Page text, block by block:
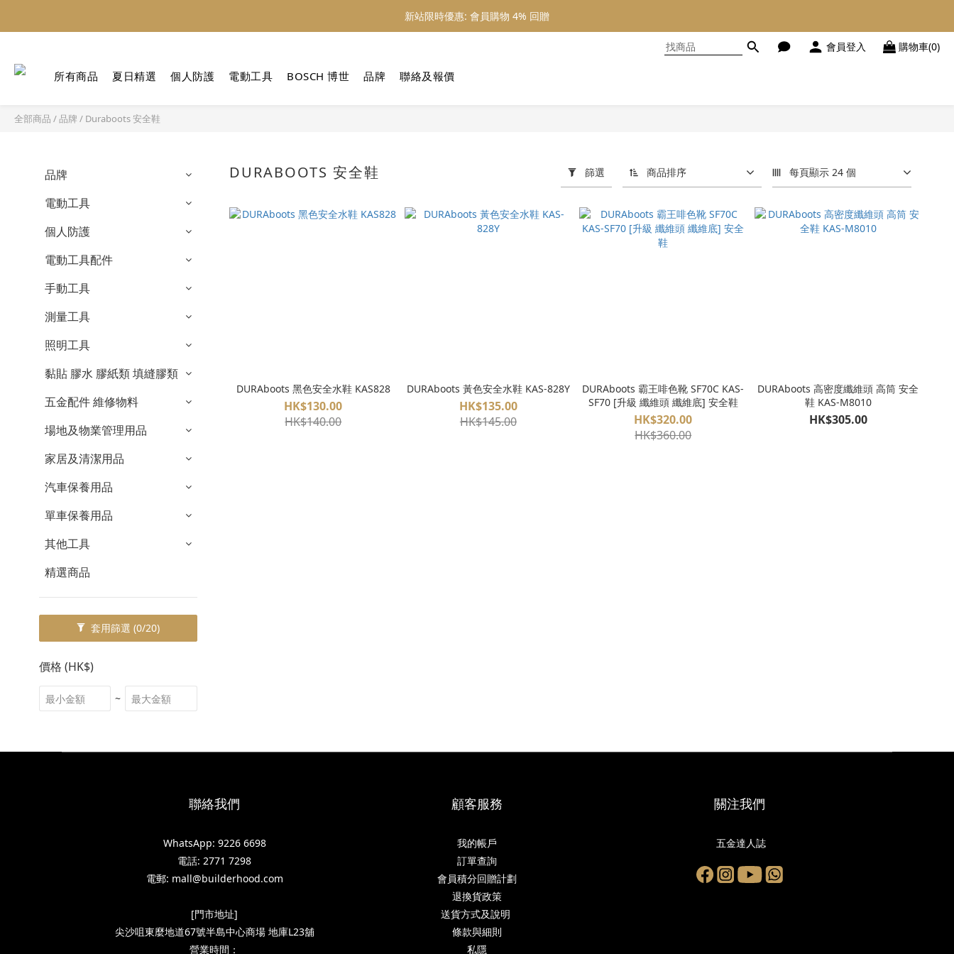
新站限時優惠: 會員購物 4% 回贈
新站限時優惠: 會員購物 4% 回贈
新站限時優惠: 會員購物 4% 回贈
會員登入 購物車(0)
所有商品 夏日精選 個人防護 電動工具 BOSCH 博世 品牌 聯絡及報價
全部商品 /品牌 / Duraboots 安全鞋
品牌
電動工具
個人防護
電動工具配件
手動工具
測量工具
照明工具
黏貼 膠水 膠紙類 填縫膠類
五金配件 維修物料
場地及物業管理用品
家居及清潔用品
汽車保養用品
單車保養用品
其他工具
精選商品
套用篩選 (0/20)
價格 (HK$)
~
DURABOOTS 安全鞋 篩選 商品排序 每頁顯示 24 個
DURAboots 黑色安全水鞋 KAS828
HK$130.00
HK$140.00
DURAboots 黃色安全水鞋 KAS-828Y
HK$135.00
HK$145.00
DURAboots 霸王啡色靴 SF70C KAS-
SF70 [升級 纖維頭 纖維底] 安全鞋
HK$320.00
HK$360.00
DURAboots 高密度纖維頭 高筒 安全
鞋 KAS-M8010
HK$305.00
聯絡我們
WhatsApp: 9226 6698
電話: 2771 7298
電郵: mall@builderhood.com
[門市地址]
尖沙咀東麼地道67號半島中心商場 地庫L23舖
營業時間：
顧客服務
我的帳戶
訂單查詢
會員積分回贈計劃
退換貨政策
送貨方式及說明
條款與細則
私隱
關注我們
五金達人誌